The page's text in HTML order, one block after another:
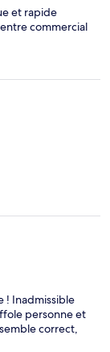
et rapide
commercial
! Inadmissible
personne et
correct,